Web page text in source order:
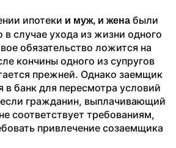
ипотеки и муж, и жена были
случае ухода из жизни одного
обязательство ложится на
кончины одного из супругов
прежней. Однако заемщик
в банк для пересмотра условий
гражданин, выплачивающий
соответствует требованиям,
привлечение созаемщика